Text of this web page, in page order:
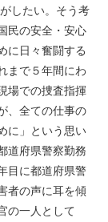
したい。そう考
民の安全・安心
に日々奮闘する
まで５年間にわ
場での捜査指揮
、全ての仕事の
に」という思い
道府県警察勤務
目に都道府県警
者の声に耳を傾
の一人として